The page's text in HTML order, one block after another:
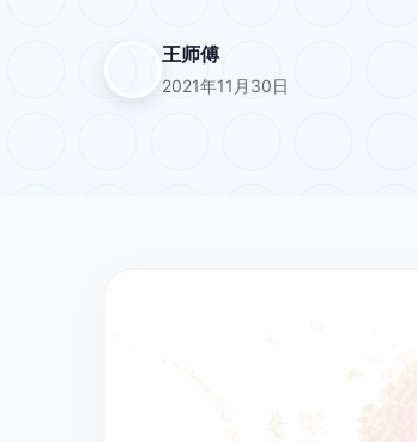
王师傅
2021年11月30日